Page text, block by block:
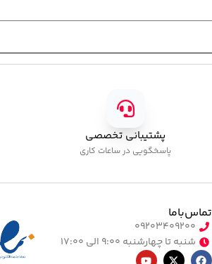
پشتیبانی تخصصی
پاسخگویی در ساعات کاری
تماس‌با‌ما
۰۹۲۰۳۴۰۹۲۰۰
شنبه تا چهارشنبه ۹:۰۰ الی ۱۷:۰۰